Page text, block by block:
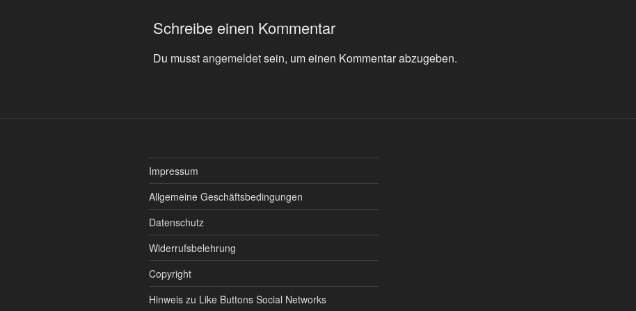
Schreibe einen Kommentar
Du musstangemeldetsein, um einen Kommentar abzugeben.
Impressum
Allgemeine Geschäftsbedingungen
Datenschutz
Widerrufsbelehrung
Copyright
Hinweis zu Like Buttons Social Networks